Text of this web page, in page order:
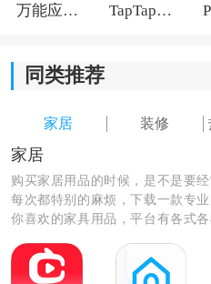
万能应用隐藏 TapTap国际版2026
同类推荐
家居 装修
家居
购买家居用品的时候，是不是要
每次都特别的麻烦，下载一款专
你喜欢的家具用品，平台有各式